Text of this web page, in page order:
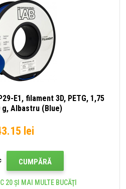
E1, filament 3D, PETG, 1,75
g, Albastru (Blue)
lei
CUMPĂRĂ
20 ȘI MAI MULTE BUCĂŢI